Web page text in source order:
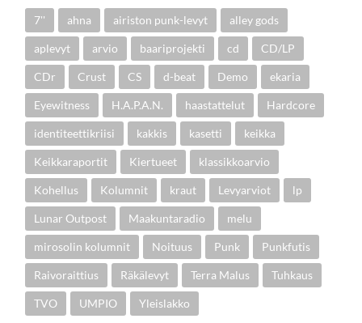
7'' ahna airiston punk-levyt alley gods
aplevyt arvio baariprojekti cd CD/LP
CDr Crust CS d-beat Demo ekaria
Eyewitness H.A.P.A.N. haastattelut Hardcore
identiteettikriisi kakkis kasetti keikka
Keikkaraportit Kiertueet klassikkoarvio
Kohellus Kolumnit kraut Levyarviot lp
Lunar Outpost Maakuntaradio melu
mirosolin kolumnit Noituus Punk Punkfutis
Raivoraittius Räkälevyt Terra Malus Tuhkaus
TVO UMPIO Yleislakko